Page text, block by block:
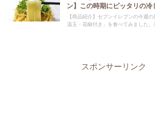
ン】この時期にピッタリの
【商品紹介】セブンイレブンの今週
温玉・花椒付き」を食べてみました。
スポンサーリンク